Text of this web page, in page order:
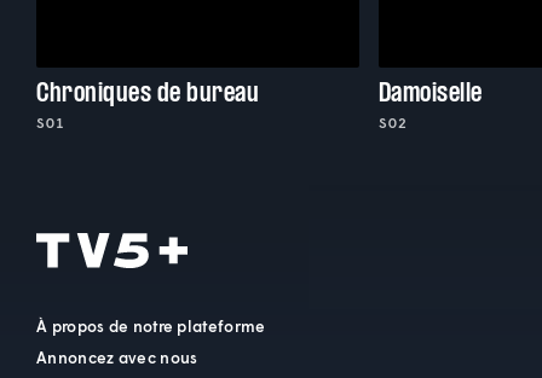
Chroniques de bureau
S01
Damoiselle
S02
À propos de notre plateforme
Annoncez avec nous